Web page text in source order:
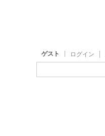
ゲスト ログイン